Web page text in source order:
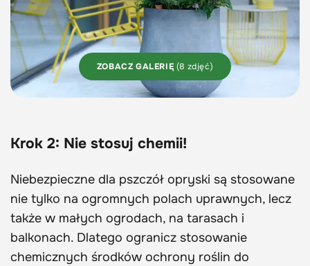
ZOBACZ GALERIĘ (8 zdjęć)
Krok 2: Nie stosuj chemii!
Niebezpieczne dla pszczół opryski są stosowane
nie tylko na ogromnych polach uprawnych, lecz
także w małych ogrodach, na tarasach i
balkonach. Dlatego ogranicz stosowanie
chemicznych środków ochrony roślin do